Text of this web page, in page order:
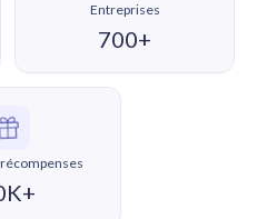
Entreprises
700+